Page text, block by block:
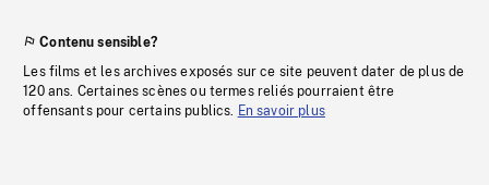
Contenu sensible?
Les films et les archives exposés sur ce site peuvent dater de plus de
120 ans. Certaines scènes ou termes reliés pourraient être
offensants pour certains publics. En savoir plus